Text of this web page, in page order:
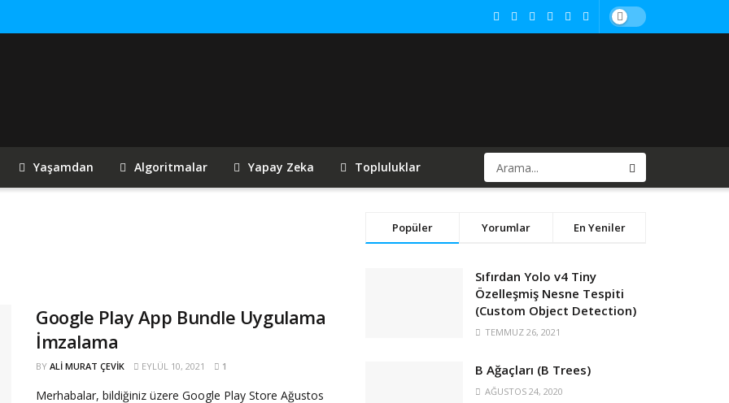
Yaşamdan Algoritmalar Yapay Zeka Topluluklar
Google Play App Bundle Uygulama
İmzalama
BY ALI MURAT ÇEVIK EYLÜL 10, 2021 1
Merhabalar, bildiğiniz üzere Google Play Store Ağustos
Popüler Yorumlar En Yeniler
Sıfırdan Yolo v4 Tiny
Özelleşmiş Nesne Tespiti
(Custom Object Detection)
TEMMUZ 26, 2021
B Ağaçları (B Trees)
AĞUSTOS 24, 2020